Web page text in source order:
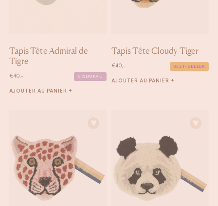
Tapis Tête Admiral de
Tigre
€40,- NOUVEAU
AJOUTER AU PANIER +
Tapis Tête Cloudy Tiger
€40,- BEST-SELLER
AJOUTER AU PANIER +